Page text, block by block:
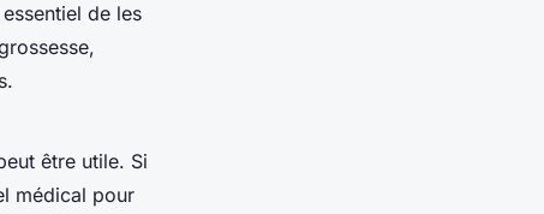
de les
être utile. Si
médical pour